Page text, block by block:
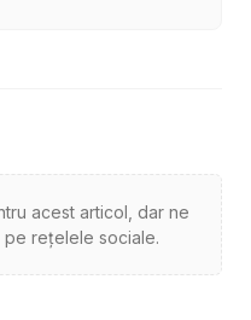
acest articol, dar ne
rețelele sociale.